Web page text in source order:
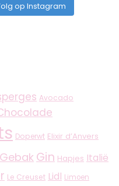
op Instagram
Avocado
Doperwt Elixir d’Anvers
Gebak Gin Hapjes Italië
Le Creuset Lidl Limoen